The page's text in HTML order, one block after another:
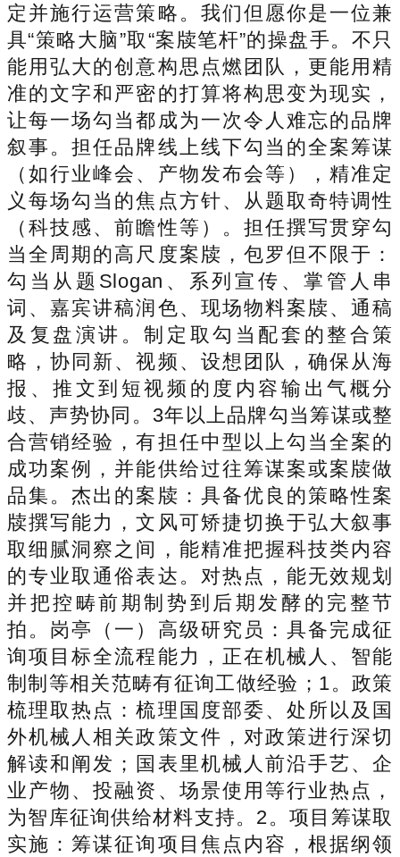
定并施行运营策略。我们但愿你是一位兼
具“策略大脑”取“案牍笔杆”的操盘手。不只
能用弘大的创意构思点燃团队，更能用精
准的文字和严密的打算将构思变为现实，
让每一场勾当都成为一次令人难忘的品牌
叙事。担任品牌线上线下勾当的全案筹谋
（如行业峰会、产物发布会等），精准定
义每场勾当的焦点方针、从题取奇特调性
（科技感、前瞻性等）。担任撰写贯穿勾
当全周期的高尺度案牍，包罗但不限于：
勾当从题Slogan、系列宣传、掌管人串
词、嘉宾讲稿润色、现场物料案牍、通稿
及复盘演讲。制定取勾当配套的整合策
略，协同新、视频、设想团队，确保从海
报、推文到短视频的度内容输出气概分
歧、声势协同。3年以上品牌勾当筹谋或整
合营销经验，有担任中型以上勾当全案的
成功案例，并能供给过往筹谋案或案牍做
品集。杰出的案牍：具备优良的策略性案
牍撰写能力，文风可矫捷切换于弘大叙事
取细腻洞察之间，能精准把握科技类内容
的专业取通俗表达。对热点，能无效规划
并把控畴前期制势到后期发酵的完整节
拍。岗亭（一）高级研究员：具备完成征
询项目标全流程能力，正在机械人、智能
制制等相关范畴有征询工做经验；1。政策
梳理取热点：梳理国度部委、处所以及国
外机械人相关政策文件，对政策进行深切
解读和阐发；国表里机械人前沿手艺、企
业产物、投融资、场景使用等行业热点，
为智库征询供给材料支持。2。项目筹谋取
实施：筹谋征询项目焦点内容，根据纲领